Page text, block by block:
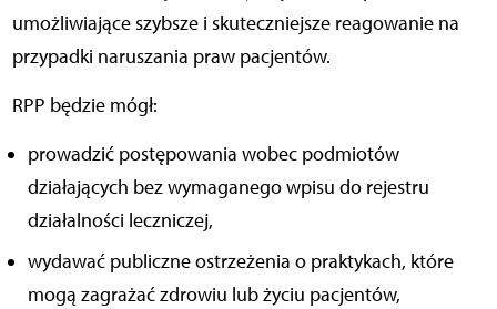
umożliwiające szybsze i skuteczniejsze reagowanie na
przypadki naruszania praw pacjentów.
RPP będzie mógł:
prowadzić postępowania wobec podmiotów
działających bez wymaganego wpisu do rejestru
działalności leczniczej,
wydawać publiczne ostrzeżenia o praktykach, które
mogą zagrażać zdrowiu lub życiu pacjentów,